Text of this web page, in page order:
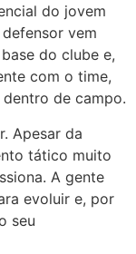
do jovem
vem
do clube e,
com o time,
de campo.
Apesar da
tático muito
A gente
evoluir e, por
seu